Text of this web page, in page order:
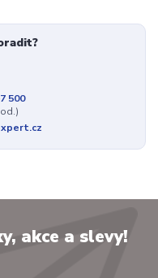
500
akce a slevy!